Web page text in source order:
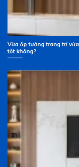
Vừa ốp tường trang trí
tốt không?